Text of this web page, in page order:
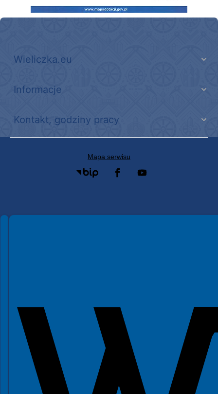
Wieliczka.eu
Informacje
Kontakt, godziny pracy
Mapa serwisu
Spełniamy standardy WCAG 2.2
Spełniamy standardy W3C